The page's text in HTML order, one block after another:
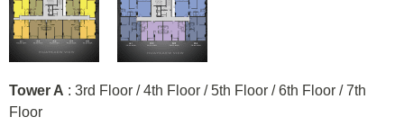
Tower A : 3rd Floor / 4th Floor / 5th Floor / 6th Floor / 7th
Floor